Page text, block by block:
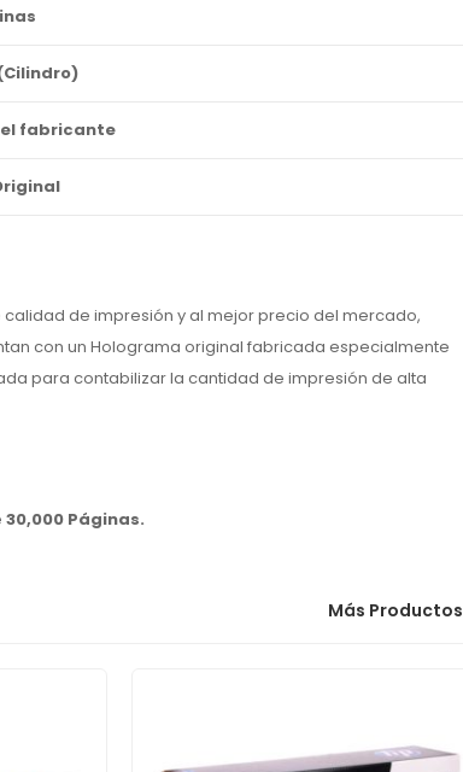
el fabricante
de impresión y al mejor precio del mercado,
con un Holograma original fabricada especialmente
para contabilizar la cantidad de impresión de alta
30,000 Páginas.
Más Productos